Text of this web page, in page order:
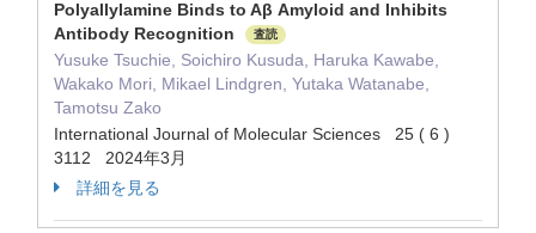
Polyallylamine Binds to Aβ Amyloid and Inhibits
Antibody Recognition
査読
Yusuke Tsuchie, Soichiro Kusuda, Haruka Kawabe,
Wakako Mori, Mikael Lindgren, Yutaka Watanabe,
Tamotsu Zako
International Journal of Molecular Sciences 25 ( 6 )
3112 2024年3月
詳細を見る